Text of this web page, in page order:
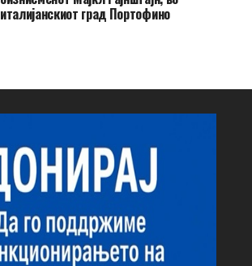
италијанскиот град Портофино